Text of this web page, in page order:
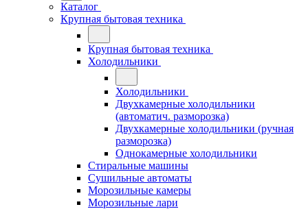
Каталог
Крупная бытовая техника
Крупная бытовая техника
Холодильники
Холодильники
Двухкамерные холодильники
(автоматич. разморозка)
Двухкамерные холодильники (ручная
разморозка)
Однокамерные холодильники
Стиральные машины
Сушильные автоматы
Морозильные камеры
Морозильные лари